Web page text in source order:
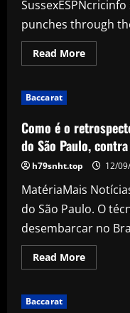
punches through
Read MoreRead
more
star
as
Yorkshire
out-
muscle
Sussex
Baccarat
Como é o
do São Paulo,
h79snht.top 12/
MatériaMais
do São Paulo. O
desembarcar no
Read MoreRead
more
Baccarat